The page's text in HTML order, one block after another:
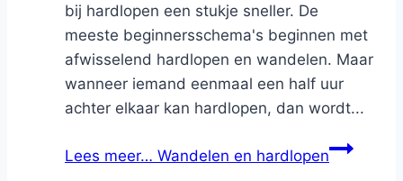
bij hardlopen een stukje sneller. De
meeste beginnersschema's beginnen met
afwisselend hardlopen en wandelen. Maar
wanneer iemand eenmaal een half uur
achter elkaar kan hardlopen, dan wordt...
Lees meer… Wandelen en hardlopen